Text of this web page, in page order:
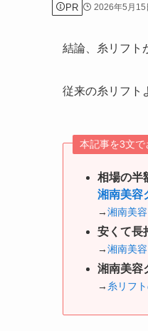
PR 2026年5月15
結論、糸リフト
従来の糸リフト
本記事を3文で
相場の半
湘南美容
→湘南美
安くて長
→湘南美
湘南美容
→ 糸リフ